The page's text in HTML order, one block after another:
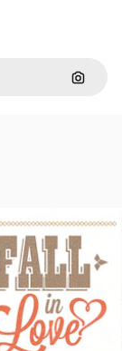
通過圖